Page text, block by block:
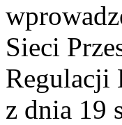
Sieci
Regulacji
z dnia 19